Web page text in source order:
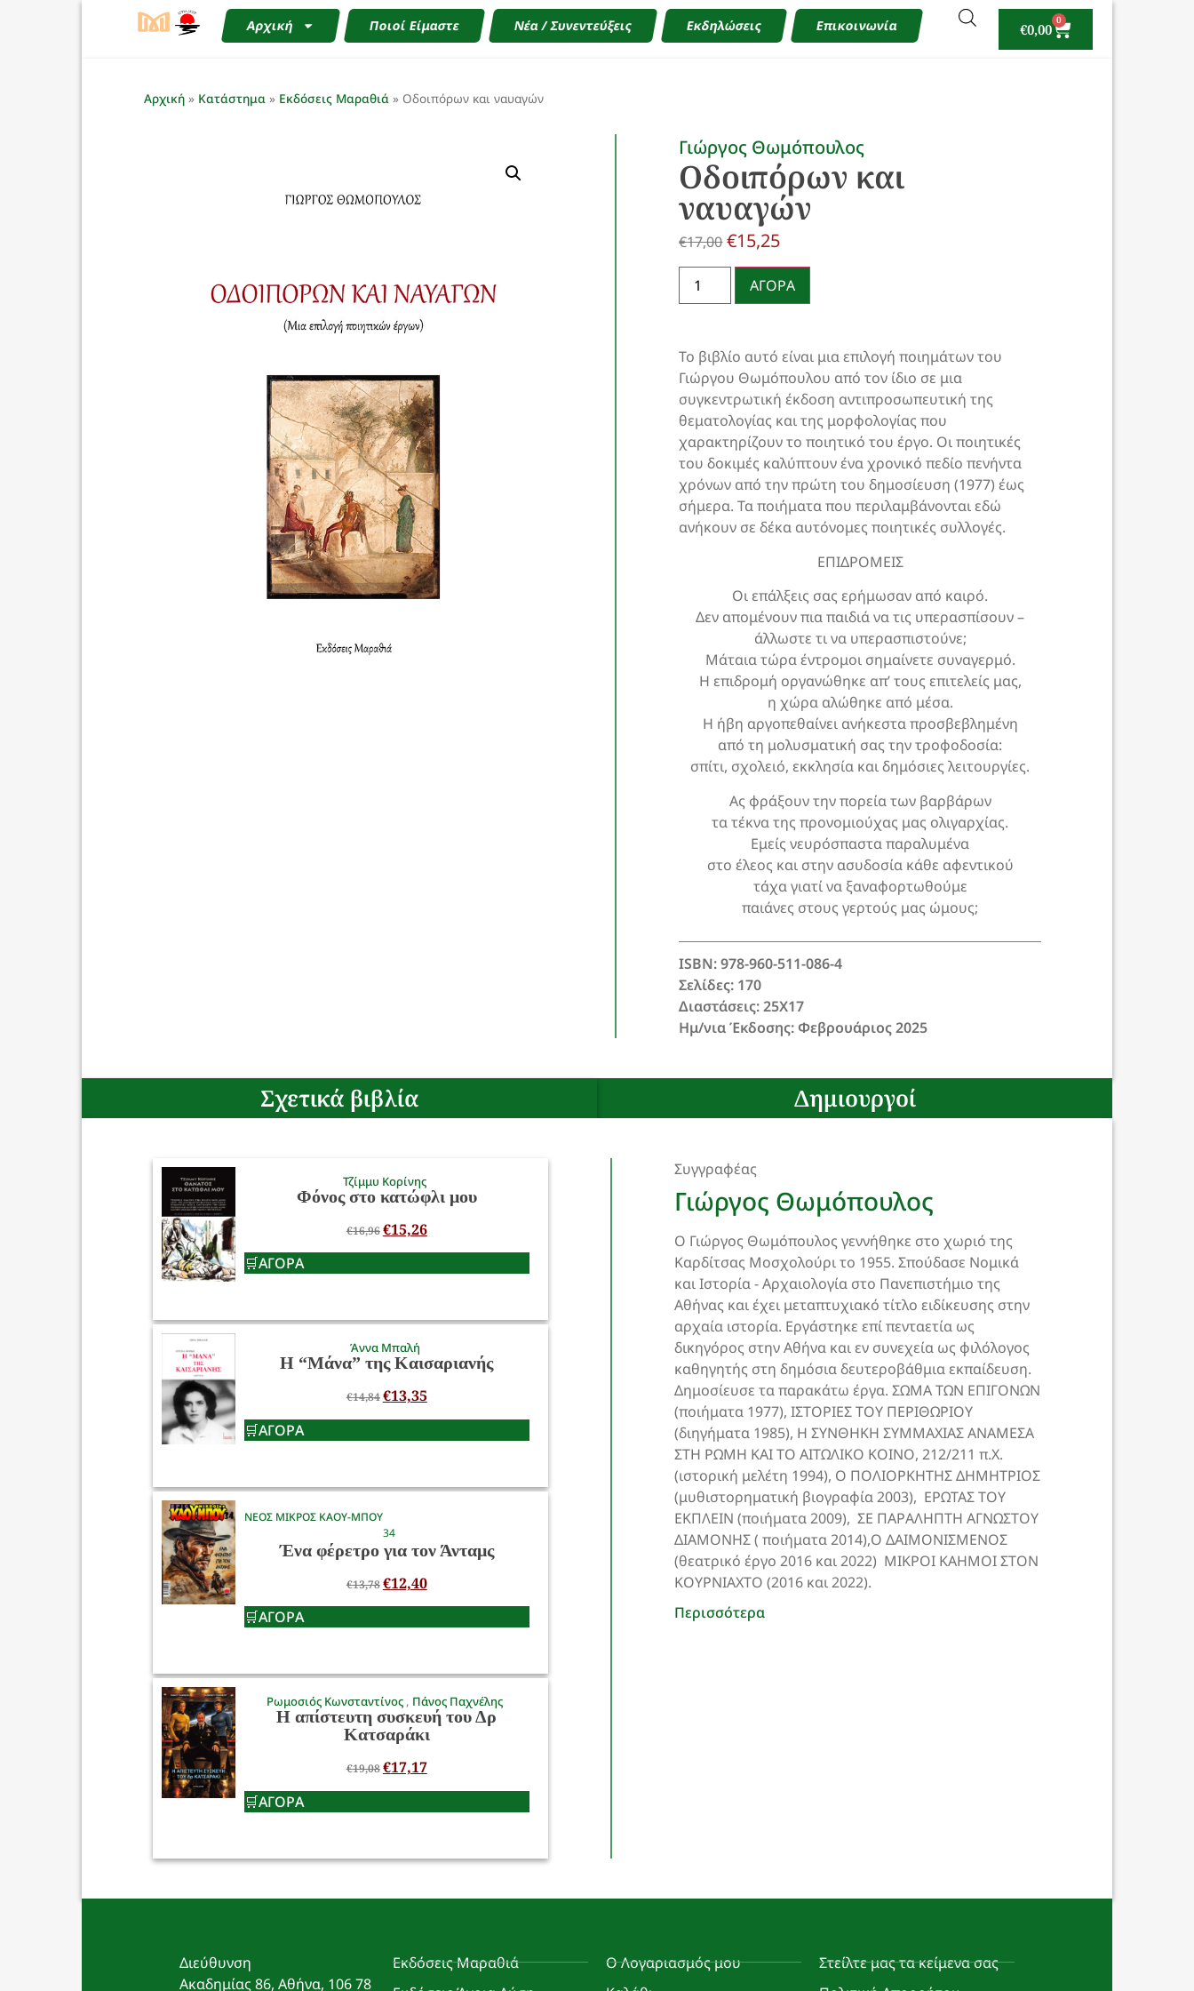
Αρχική Ποιοί Είμαστε Νέα / Συνεντεύξεις Εκδηλώσεις Επικοινωνία €0,00
0
Αρχική » Κατάστημα » Εκδόσεις Μαραθιά » Οδοιπόρων και ναυαγών
Γιώργος Θωμόπουλος
Οδοιπόρων και
ναυαγών
€17,00 €15,25
ΑΓΟΡΑ
Το βιβλίο αυτό είναι μια επιλογή ποιημάτων του
Γιώργου Θωμόπουλου από τον ίδιο σε μια
συγκεντρωτική έκδοση αντιπροσωπευτική της
θεματολογίας και της μορφολογίας που
χαρακτηρίζουν το ποιητικό του έργο. Οι ποιητικές
του δοκιμές καλύπτουν ένα χρονικό πεδίο πενήντα
χρόνων από την πρώτη του δημοσίευση (1977) έως
σήμερα. Τα ποιήματα που περιλαμβάνονται εδώ
ανήκουν σε δέκα αυτόνομες ποιητικές συλλογές.
ΕΠΙΔΡΟΜΕΙΣ
Οι επάλξεις σας ερήμωσαν από καιρό.
Δεν απομένουν πια παιδιά να τις υπερασπίσουν –
άλλωστε τι να υπερασπιστούνε;
Μάταια τώρα έντρομοι σημαίνετε συναγερμό.
Η επιδρομή οργανώθηκε απ’ τους επιτελείς μας,
η χώρα αλώθηκε από μέσα.
Η ήβη αργοπεθαίνει ανήκεστα προσβεβλημένη
από τη μολυσματική σας την τροφοδοσία:
σπίτι, σχολειό, εκκλησία και δημόσιες λειτουργίες.
Ας φράξουν την πορεία των βαρβάρων
τα τέκνα της προνομιούχας μας ολιγαρχίας.
Εμείς νευρόσπαστα παραλυμένα
στο έλεος και στην ασυδοσία κάθε αφεντικού
τάχα γιατί να ξαναφορτωθούμε
παιάνες στους γερτούς μας ώμους;
ISBN: 978-960-511-086-4
Σελίδες: 170
Διαστάσεις: 25Χ17
Ημ/νια Έκδοσης: Φεβρουάριος 2025
Σχετικά βιβλία Δημιουργοί
Τζίμμυ Κορίνης
Φόνος στο κατώφλι μου
€16,96€15,26
ΑΓΟΡΑ
Άννα Μπαλή
Η “Μάνα” της Καισαριανής
€14,84€13,35
ΑΓΟΡΑ
ΝΕΟΣ ΜΙΚΡΟΣ ΚΑΟΥ-ΜΠΟΥ
34
Ένα φέρετρο για τον Άνταμς
€13,78€12,40
ΑΓΟΡΑ
Ρωμοσιός Κωνσταντίνος Πάνος Παχνέλης
Η απίστευτη συσκευή του Δρ
Κατσαράκι
€19,08€17,17
ΑΓΟΡΑ
Συγγραφέας
Γιώργος Θωμόπουλος
Ο Γιώργος Θωμόπουλος γεννήθηκε στο χωριό της
Καρδίτσας Μοσχολούρι το 1955. Σπούδασε Νομικά
και Ιστορία - Αρχαιολογία στο Πανεπιστήμιο της
Αθήνας και έχει μεταπτυχιακό τίτλο ειδίκευσης στην
αρχαία ιστορία. Εργάστηκε επί πενταετία ως
δικηγόρος στην Αθήνα και εν συνεχεία ως φιλόλογος
καθηγητής στη δημόσια δευτεροβάθμια εκπαίδευση.
Δημοσίευσε τα παρακάτω έργα. ΣΩΜΑ ΤΩΝ ΕΠΙΓΟΝΩΝ
(ποιήματα 1977), ΙΣΤΟΡΙΕΣ ΤΟΥ ΠΕΡΙΘΩΡΙΟΥ
(διηγήματα 1985), Η ΣΥΝΘΗΚΗ ΣΥΜΜΑΧΙΑΣ ΑΝΑΜΕΣΑ
ΣΤΗ ΡΩΜΗ ΚΑΙ ΤΟ ΑΙΤΩΛΙΚΟ ΚΟΙΝΟ, 212/211 π.Χ.
(ιστορική μελέτη 1994), Ο ΠΟΛΙΟΡΚΗΤΗΣ ΔΗΜΗΤΡΙΟΣ
(μυθιστορηματική βιογραφία 2003), ΕΡΩΤΑΣ ΤΟΥ
ΕΚΠΛΕΙΝ (ποιήματα 2009), ΣΕ ΠΑΡΑΛΗΠΤΗ ΑΓΝΩΣΤΟΥ
ΔΙΑΜΟΝΗΣ ( ποιήματα 2014),Ο ΔΑΙΜΟΝΙΣΜΕΝΟΣ
(θεατρικό έργο 2016 και 2022) ΜΙΚΡΟΙ ΚΑΗΜΟΙ ΣΤΟΝ
ΚΟΥΡΝΙΑΧΤΟ (2016 και 2022).
Περισσότερα
Διεύθυνση
Ακαδημίας 86, Αθήνα, 106 78
Εκδόσεις Μαραθιά
Ο Λογαριασμός μου
Στείλτε μας τα κείμενα σας